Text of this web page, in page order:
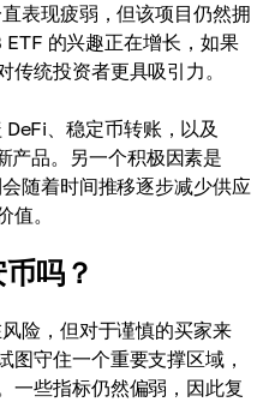
表现疲弱，但该项目仍然拥
的兴趣正在增长，如果
统投资者更具吸引力。
、稳定币转账，以及
产品。另一个积极因素是
随着时间推移逐步减少供应
。
吗？
险，但对于谨慎的买家来
图守住一个重要支撑区域，
一些指标仍然偏弱，因此复